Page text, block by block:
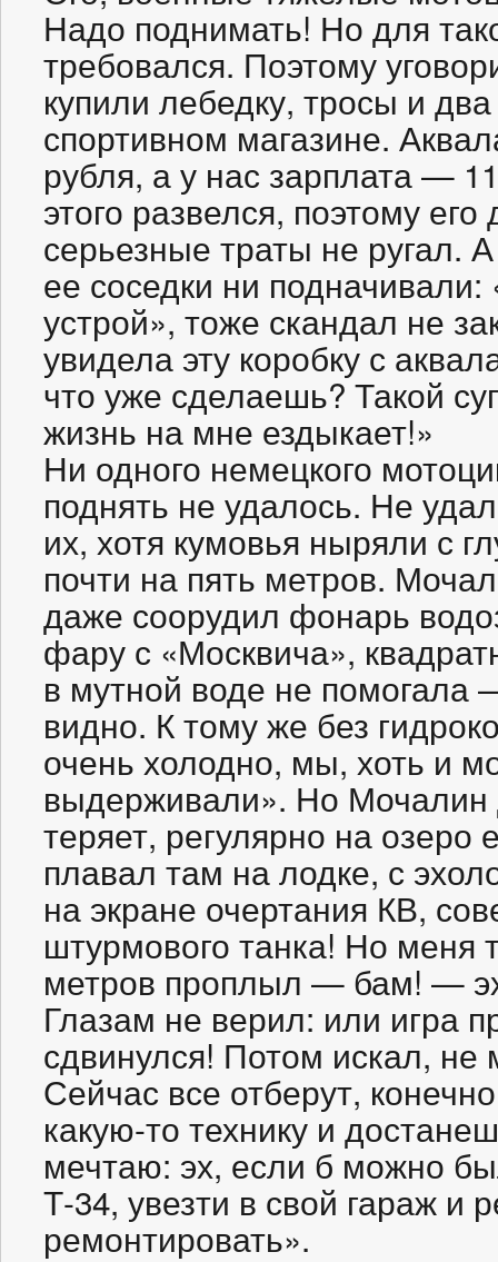
Надо поднимать! Но для
требовался. Поэтому
купили лебедку, тросы и
спортивном магазине.
рубля, а у нас зарплата —
этого развелся, поэтому
серьезные траты не ругал.
ее соседки ни
устрой», тоже скандал не
увидела эту коробку с
что уже сделаешь? Такой
жизнь на мне ездыкает!»
Ни одного немецкого
поднять не удалось. Не
их, хотя кумовья ныряли с
почти на пять метров.
даже соорудил фонарь
фару с «Москвича»,
в мутной воде не помогала
видно. К тому же без
очень холодно, мы, хоть и
выдерживали». Но
теряет, регулярно на озеро
плавал там на лодке, с
на экране очертания КВ,
штурмового танка! Но меня
метров проплыл — бам! —
Глазам не верил: или игра
сдвинулся! Потом искал,
Сейчас все отберут,
какую-то технику и
мечтаю: эх, если б можно
Т-34, увезти в свой гараж и
ремонтировать».